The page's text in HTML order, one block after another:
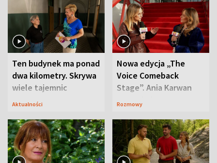
Ten budynek ma ponad
dwa kilometry. Skrywa
wiele tajemnic
Aktualności
Nowa edycja „The
Voice Comeback
Stage”. Ania Karwan
zapowiada
Rozmowy